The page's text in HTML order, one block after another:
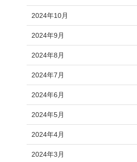
2024年10月
2024年9月
2024年8月
2024年7月
2024年6月
2024年5月
2024年4月
2024年3月